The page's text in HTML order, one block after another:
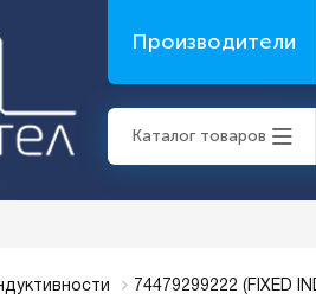
Производители
Каталог товаров
74479299222 (FIXED